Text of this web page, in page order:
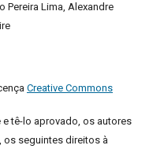
Pereira Lima, Alexandre
Creative Commons
e tê-lo aprovado, os autores
os seguintes direitos à